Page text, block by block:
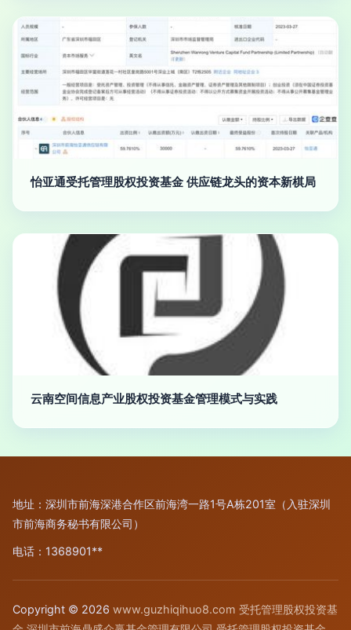
怡亚通受托管理股权投资基金 供应链龙头的资本新棋局
云南空间信息产业股权投资基金管理模式与实践
地址：深圳市前海深港合作区前海湾一路1号A栋201室（入驻深圳
市前海商务秘书有限公司）
电话：1368901**
Copyright © 2026 www.guzhiqihuo8.com 受托管理股权投资基